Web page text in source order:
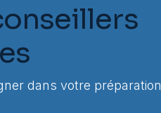
dans votre préparation